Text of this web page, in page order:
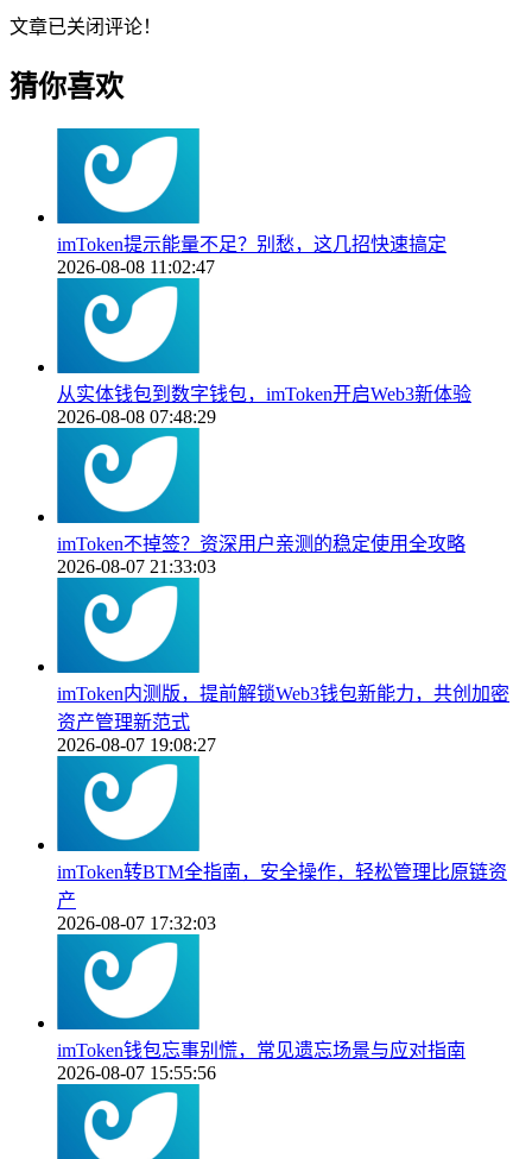
文章已关闭评论！
猜你喜欢
imToken提示能量不足？别愁，这几招快速搞定
2026-08-08 11:02:47
从实体钱包到数字钱包，imToken开启Web3新体验
2026-08-08 07:48:29
imToken不掉签？资深用户亲测的稳定使用全攻略
2026-08-07 21:33:03
imToken内测版，提前解锁Web3钱包新能力，共创加密
资产管理新范式
2026-08-07 19:08:27
imToken转BTM全指南，安全操作，轻松管理比原链资
产
2026-08-07 17:32:03
imToken钱包忘事别慌，常见遗忘场景与应对指南
2026-08-07 15:55:56